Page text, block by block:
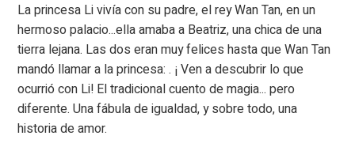
La princesa Li vivía con su padre, el rey Wan Tan, en un
hermoso palacio...ella amaba a Beatriz, una chica de una
tierra lejana. Las dos eran muy felices hasta que Wan Tan
mandó llamar a la princesa: . ¡ Ven a descubrir lo que
ocurrió con Li! El tradicional cuento de magia... pero
diferente. Una fábula de igualdad, y sobre todo, una
historia de amor.